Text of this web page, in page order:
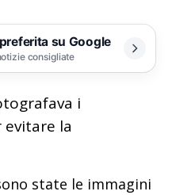
su Google
consigliate
i
la
state le immagini